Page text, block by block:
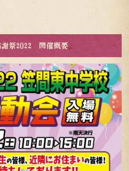
謝祭2022 開催概要